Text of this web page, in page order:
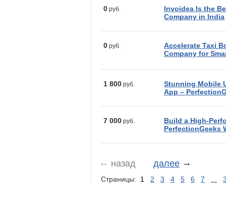
0 руб.
Invoidea Is the
Company in India
0 руб.
Accelerate Taxi
Company for
1 800 руб.
Stunning Mobile
App –
7 000 руб.
Build a High-
PerfectionGeeks
назад далее
Страницы: 1 2 3 4 5 6 7